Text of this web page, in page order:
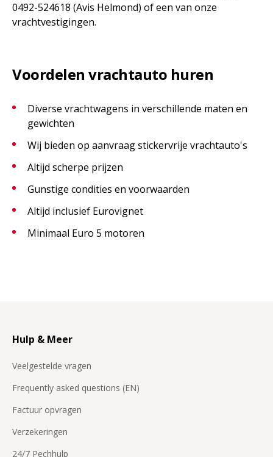
0492-524618 (Avis Helmond) of een van onze
vrachtvestigingen.
Voordelen vrachtauto huren
Diverse vrachtwagens in verschillende maten en
gewichten
Wij bieden op aanvraag stickervrije vrachtauto's
Altijd scherpe prijzen
Gunstige condities en voorwaarden
Altijd inclusief Eurovignet
Minimaal Euro 5 motoren
Hulp & Meer
Veelgestelde vragen
Frequently asked questions (EN)
Factuur opvragen
Verzekeringen
24/7 Pechhulp